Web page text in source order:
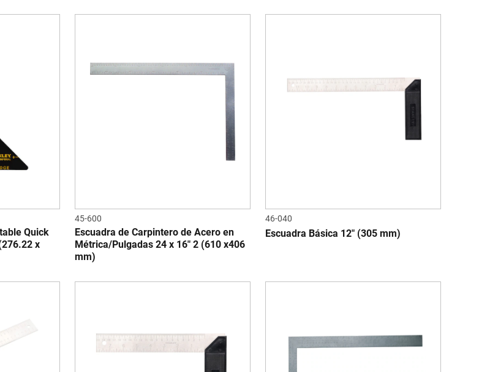
Quick
x
45-600
Escuadra de Carpintero de Acero en
Métrica/Pulgadas 24 x 16" 2 (610 x406
mm)
46-040
Escuadra Básica 12" (305 mm)